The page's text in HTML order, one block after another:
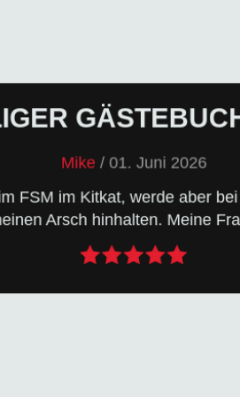
Mike / 01. Juni 2026
FSM im Kitkat, werde aber
Arsch hinhalten. Meine
Gästebuch – und mit etwas
angezeigt. Also los: in die
ZUM GÄSTEBUCH